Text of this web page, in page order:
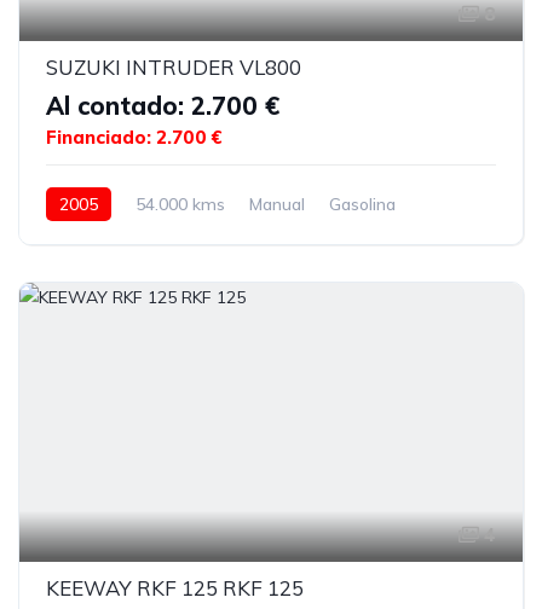
8
SUZUKI INTRUDER VL800
Al contado: 2.700 €
Financiado: 2.700 €
2005 54.000 kms Manual Gasolina
4
KEEWAY RKF 125 RKF 125